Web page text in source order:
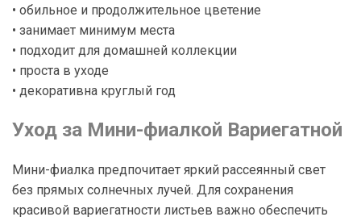
• обильное и продолжительное цветение
• занимает минимум места
• подходит для домашней коллекции
• проста в уходе
• декоративна круглый год
Уход за Мини-фиалкой Вариегатной
Мини-фиалка предпочитает яркий рассеянный свет
без прямых солнечных лучей. Для сохранения
красивой вариегатности листьев важно обеспечить